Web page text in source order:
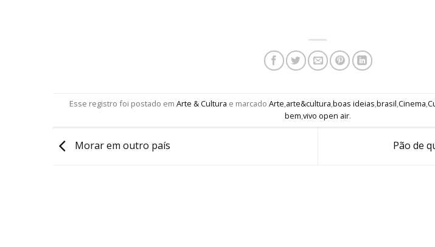
Esse registro foi postado em Arte & Cultura e marcado Arte,arte&cultura,boas ideias,brasil,Cinema,
bem,vivo open air.
Morar em outro país Pão de